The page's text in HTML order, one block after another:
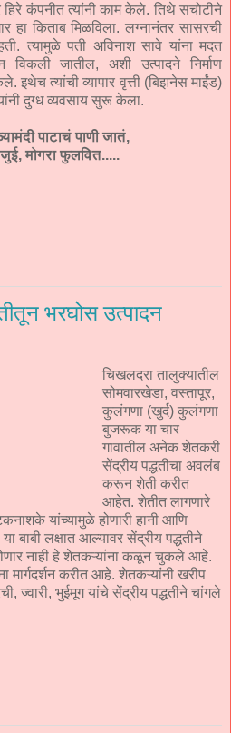
कंपनीत त्यांनी काम केले. तिथे सचोटीने
हा किताब मिळविला. लग्नानंतर सासरची
त्यामुळे पती अविनाश सावे यांना मदत
विकली जातील, अशी उत्पादने निर्माण
इथेच त्यांची व्यापार वृत्ती (बिझनेस माईंड)
दुग्ध व्यवसाय सुरू केला.
पाटाचं पाणी जातं,
मोगरा फुलवित.....
भरघोस उत्पादन
चिखलदरा तालुक्‍यातील
सोमवारखेडा, वस्तापूर,
कुलंगणा (खुर्द) कुलंगणा
बुजरूक या चार
गावातील अनेक शेतकरी
सेंद्रीय पद्धतीचा अवलंब
करून शेती करीत
आहेत. शेतीत लागणारे
यांच्यामुळे होणारी हानी आणि
बाबी लक्षात आल्यावर सेंद्रीय पद्धतीने
नाही हे शेतकऱ्यांना कळून चुकले आहे.
मार्गदर्शन करीत आहे. शेतकऱ्यांनी खरीप
ज्‍वारी, भुईमूग यांचे सेंद्रीय पद्धतीने चांगले